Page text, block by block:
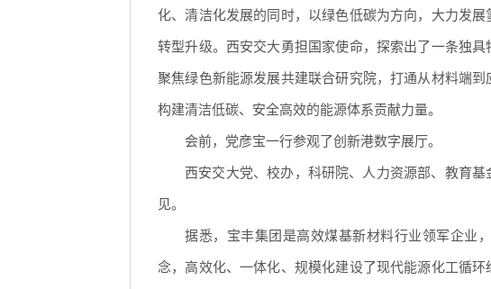
化、清洁化发展的同时，以绿色低碳为方向，大力发
转型升级。西安交大勇担国家使命，探索出了一条独
聚焦绿色新能源发展共建联合研究院，打通从材料端
构建清洁低碳、安全高效的能源体系贡献力量。
会前，党彦宝一行参观了创新港数字展厅。
西安交大党、校办，科研院、人力资源部、教育
见。
据悉，宝丰集团是高效煤基新材料行业领军企业
念，高效化、一体化、规模化建设了现代能源化工循